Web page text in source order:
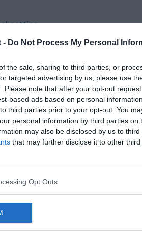
- Do Not Process My Personal
the sale, sharing to third parties, or
targeted advertising by us, please use
Please note that after your opt-out
based ads based on personal
third parties prior to your opt-out. You
personal information by third parties on
may also be disclosed by us to
that may further disclose it to other third
Opt Outs
al pettine
Russia e Cina
1966
poco